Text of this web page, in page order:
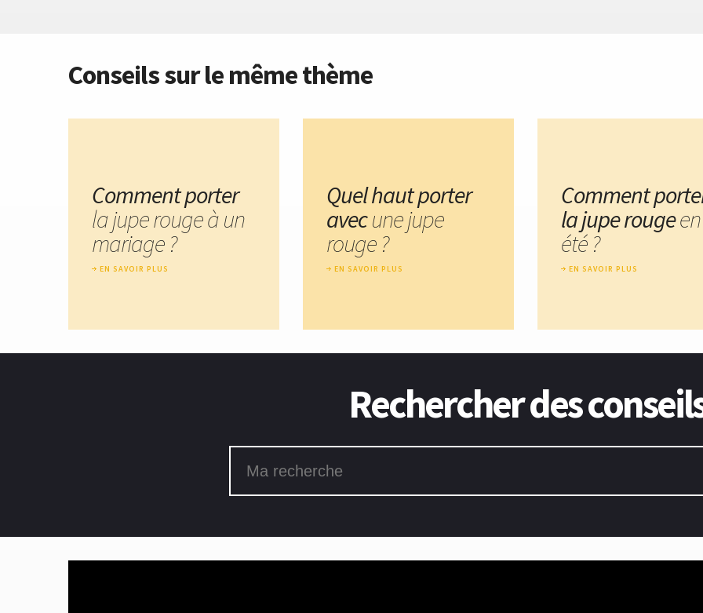
Conseils sur le même thème
Comment porter
la jupe rouge à un
mariage ?
EN SAVOIR PLUS
Quel haut porter
avecune jupe
rouge ?
EN SAVOIR PLUS
Comment
la jupe rougeen
été ?
EN SAVOIR PLUS
Rechercher des